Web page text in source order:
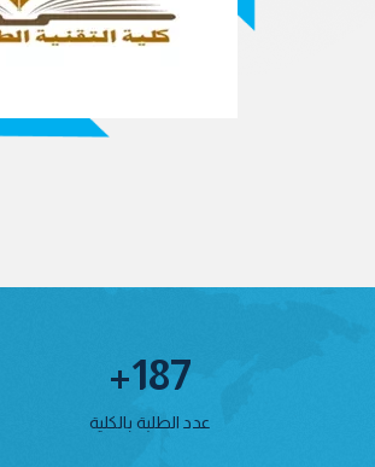
187
+
عدد الطلبة بالكلية